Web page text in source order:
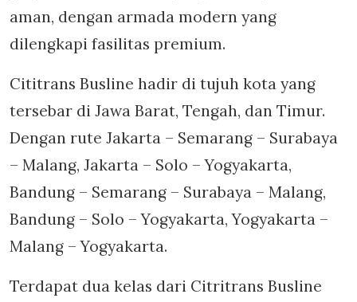
aman, dengan armada modern yang
dilengkapi fasilitas premium.
Cititrans Busline hadir di tujuh kota yang
tersebar di Jawa Barat, Tengah, dan Timur.
Dengan rute Jakarta – Semarang – Surabaya
– Malang, Jakarta – Solo – Yogyakarta,
Bandung – Semarang – Surabaya – Malang,
Bandung – Solo – Yogyakarta, Yogyakarta –
Malang – Yogyakarta.
Terdapat dua kelas dari Citritrans Busline